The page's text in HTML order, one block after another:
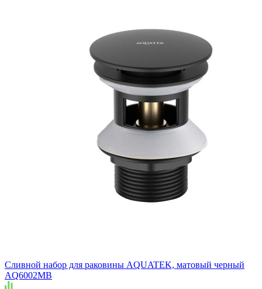
Сливной набор для раковины AQUATEK, матовый черный
AQ6002MB